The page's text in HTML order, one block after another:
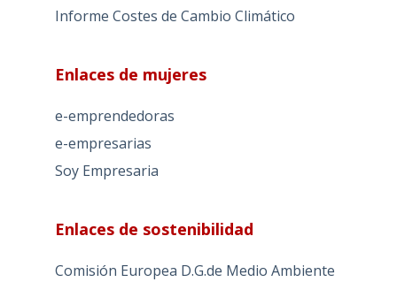
Informe Costes de Cambio Climático
Enlaces de mujeres
e-emprendedoras
e-empresarias
Soy Empresaria
Enlaces de sostenibilidad
Comisión Europea D.G.de Medio Ambiente